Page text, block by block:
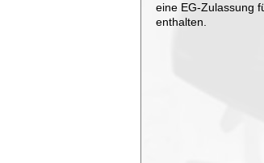
eine EG-Zulassung
enthalten.